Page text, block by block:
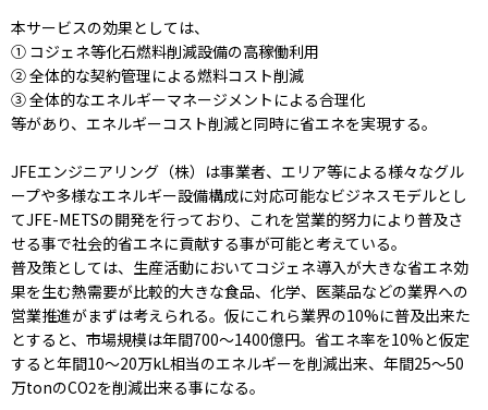
本サービスの効果としては、
① コジェネ等化石燃料削減設備の高稼働利用
② 全体的な契約管理による燃料コスト削減
③ 全体的なエネルギーマネージメントによる合理化
等があり、エネルギーコスト削減と同時に省エネを実現する。
JFEエンジニアリング（株）は事業者、エリア等による様々なグル
ープや多様なエネルギー設備構成に対応可能なビジネスモデルとし
てJFE-METSの開発を行っており、これを営業的努力により普及さ
せる事で社会的省エネに貢献する事が可能と考えている。
普及策としては、生産活動においてコジェネ導入が大きな省エネ効
果を生む熱需要が比較的大きな食品、化学、医薬品などの業界への
営業推進がまずは考えられる。仮にこれら業界の10%に普及出来た
とすると、市場規模は年間700～1400億円。省エネ率を10%と仮定
すると年間10～20万kL相当のエネルギーを削減出来、年間25～50
万tonのCO2を削減出来る事になる。